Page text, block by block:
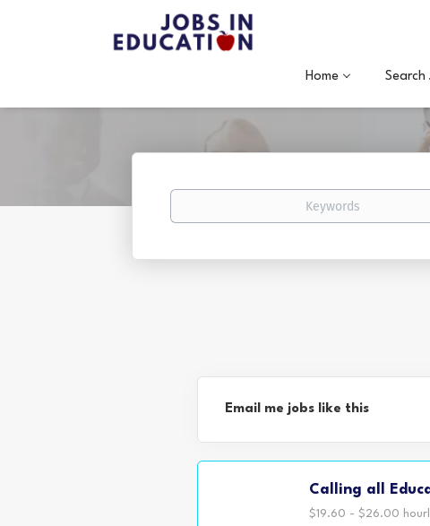
Home Search
Keywords
Email me jobs like this
Calling all
$19.60 - $26.00